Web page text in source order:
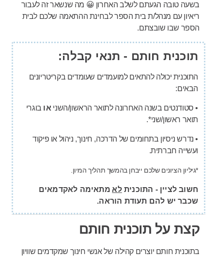
בשעה טובה הגעתם לשלב האחרון 😀 מה שנשאר זה לעבור
ריאיון עם מנהל/ת בית הספר לבחינת ההתאמה שלכם לבית
הספר שבו שובצתם.
תוכנית חותם - תנאי קבלה:
התוכנית יכולה להתאים למועמדים שעומדים בקריטריונים
הבאים:
• סטודנטים בשנה האחרונה לתואר הראשון/השני או בוגרי
תואר ראשון/שני*.
• נדרש ניסיון בתחומים של הדרכה, חינוך, ניהול או פיקוד
ועשייה חברתית.
*גיליון הציונים שלכם ייבחן בהמשך תהליך המיון.
חשוב לציין - התוכניתלא מתאימה לאקדמאים
שכבר יש להם תעודת הוראה.
קצת על תוכנית חותם
בתוכנית חותם יוצרים קהילה של אנשי חינוך שמקדמים שוויון